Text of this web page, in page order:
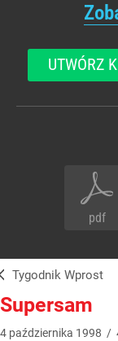
UTWÓRZ
pdf
Tygodnik Wprost
Supersam
4 października 1998 /